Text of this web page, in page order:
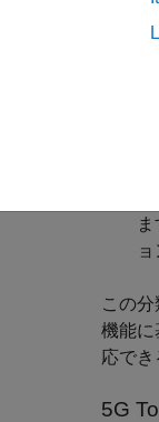
この
機能に
応で
5G